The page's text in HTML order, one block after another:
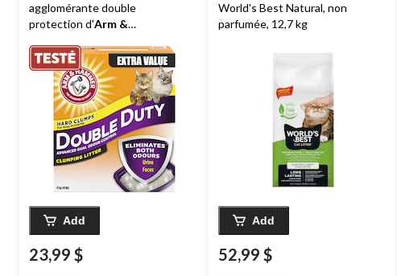
agglomérante double
protection d'Arm &
performant des odeurs, 18
kg
Add
23,99 $
World's Best Natural, non
parfumée, 12,7 kg
Add
52,99 $